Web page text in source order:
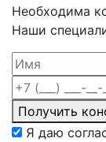
Необходима
Наши
Получить
Я даю